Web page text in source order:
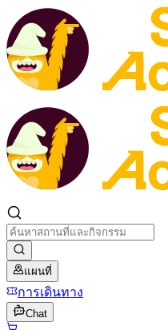
แผนที่
การเดินทาง
Chat